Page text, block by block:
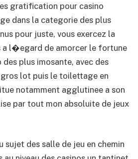
gratification pour casino
dans la categorie des plus
pour juste, vous exercez la
a l�egard de amorcer le fortune
plus imosante, avec des
lot puis le toilettage en
notamment agglutinee a son
par tout mon absoluite de jeux
sujet des salle de jeu en chemin